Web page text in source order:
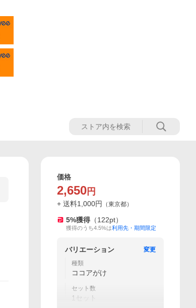
価格
2,650 円
+ 送料1,000円 （東京都）
5%獲得 （122pt）
獲得のうち4.5%は利用先・期間限定
バリエーション
変更
種類
ココアがけ
セット数
1セット